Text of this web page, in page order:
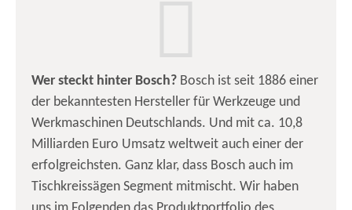
Wer steckt hinter Bosch? Bosch ist seit 1886 einer
der bekanntesten Hersteller für Werkzeuge und
Werkmaschinen Deutschlands. Und mit ca. 10,8
Milliarden Euro Umsatz weltweit auch einer der
erfolgreichsten. Ganz klar, dass Bosch auch im
Tischkreissägen Segment mitmischt. Wir haben